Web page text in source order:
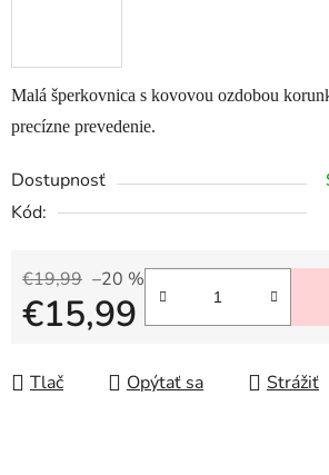
Malá šperkovnica s kovovou ozdobou
precízne prevedenie.
Dostupnosť
Kód:
€19,99 –20 %
€15,99
Tlač Opýtať sa Strážiť